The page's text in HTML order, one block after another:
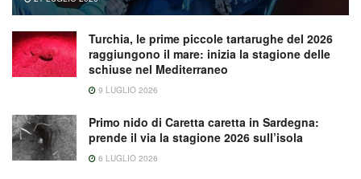
Turchia, le prime piccole tartarughe del 2026
raggiungono il mare: inizia la stagione delle
schiuse nel Mediterraneo
9 LUGLIO 2026
Primo nido di Caretta caretta in Sardegna:
prende il via la stagione 2026 sull’isola
6 LUGLIO 2026